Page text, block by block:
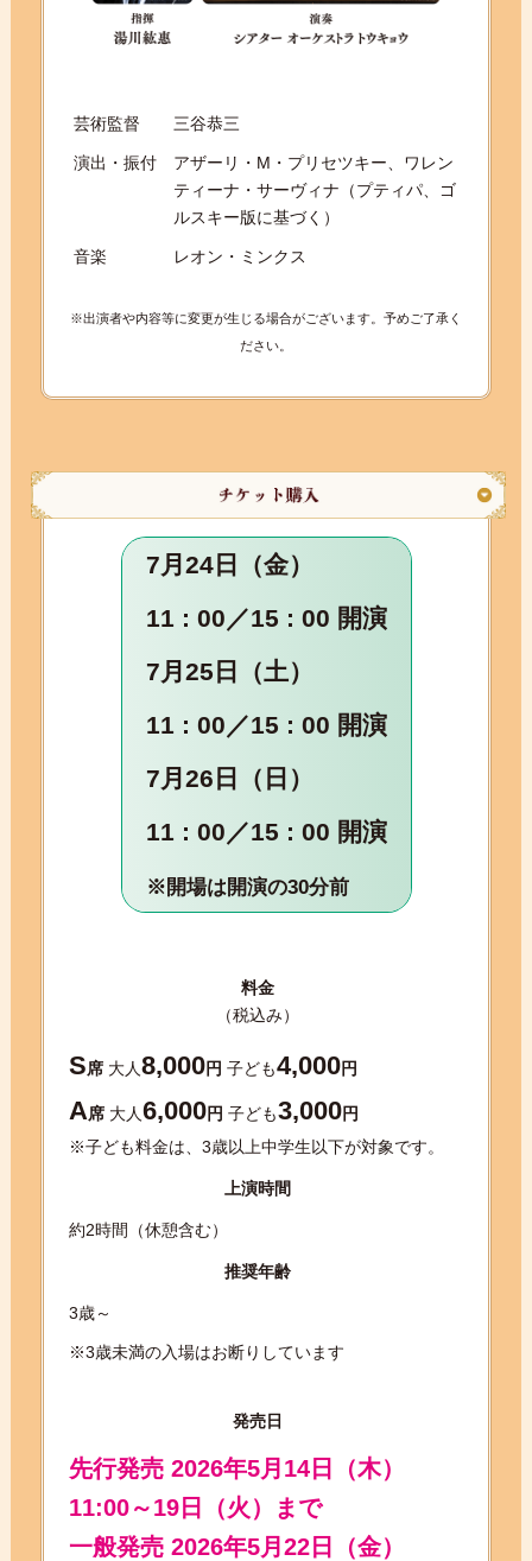
芸術監督 三谷恭三
演出・振付
アザーリ・M・プリセツキー、ワレン
ティーナ・サーヴィナ（プティパ、ゴ
ルスキー版に基づく）
音楽 レオン・ミンクス
※出演者や内容等に変更が生じる場合がございます。予めご了承く
ださい。
7月24日（金）
11 : 00／15 : 00 開演
7月25日（土）
11 : 00／15 : 00 開演
7月26日（日）
11 : 00／15 : 00 開演
※開場は開演の30分前
料金
（税込み）
S席 大人8,000円子ども4,000円
A席 大人6,000円子ども3,000円
※子ども料金は、3歳以上中学生以下が対象です。
上演時間
約2時間（休憩含む）
推奨年齢
3歳～
※3歳未満の入場はお断りしています
発売日
先行発売 2026年5月14日（木）
11:00～19日（火）まで
一般発売 2026年5月22日（金）